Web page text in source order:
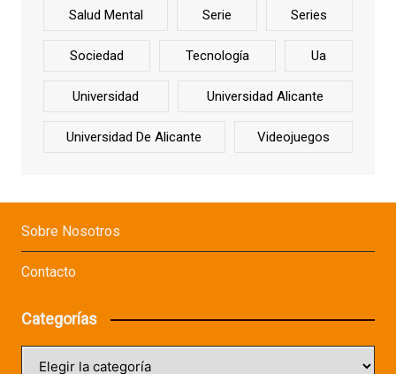
Salud Mental Serie Series
Sociedad Tecnología Ua
Universidad Universidad Alicante
Universidad De Alicante Videojuegos
Sobre Nosotros
Contacto
Categorías